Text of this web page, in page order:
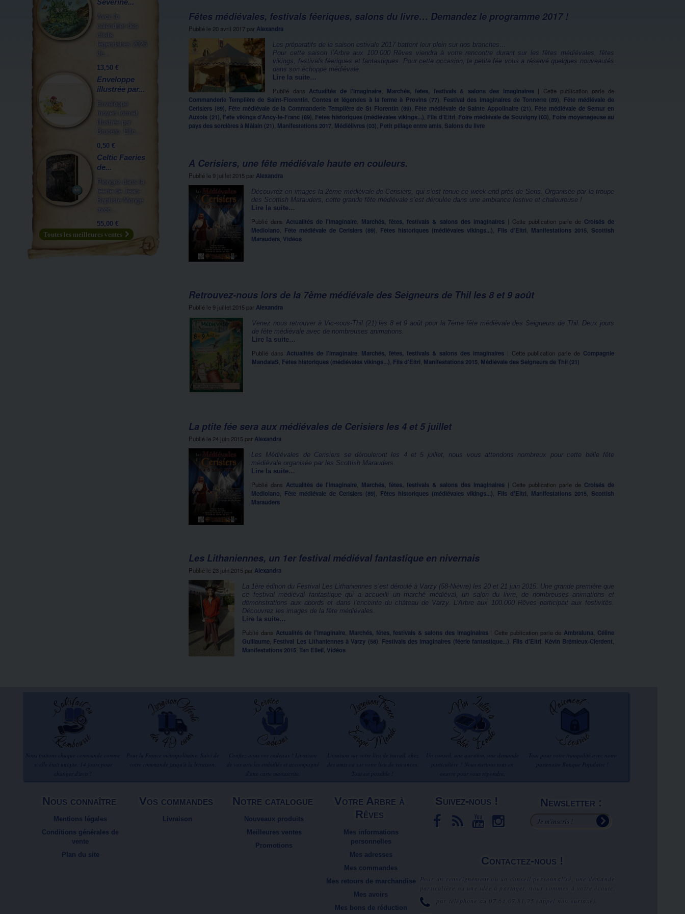
Fêtes médiévales, festivals féeriques, salons du livre… Demandez le programme 2017 !
Publié le 20 avril 2017 par Alexandra
Les préparatifs de la saison estivale 2017 battent leur plein sur nos branches…
Pour cette saison l’Arbre aux 100.000 Rêves viendra à votre rencontre durant sur les fêtes médiévales, fêtes
vikings, festivals féeriques et fantastiques. Pour cette occasion, la petite fée vous a réservé quelques nouveautés
dans son échoppe médiévale.
Lire la suite…
Publié dans Actualités de l'imaginaire Marchés, fêtes, festivals & salons des imaginaires | Cette publication parle de
Commanderie Templière de Saint-Florentin Contes et légendes à la ferme à Provins (77) Festival des imaginaires de Tonnerre (89)
Fête médiévale de
Cerisiers (89) Fête médiévale de la Commanderie Templière de St Florentin (89) Fête médiévale de Sainte Appolinaire (21) Fête médiévale de Semur en
Auxois (21) Fête vikings d’Ancy-le-Franc (89) Fêtes historiques (médiévales vikings...) Fils d'Eitri Foire médiévale de Souvigny (03) Foire moyenâgeuse au
pays des sorcières à Mâlain (21) Manifestations 2017 Médiélivres (03) Petit pillage entre amis Salons du livre
A Cerisiers, une fête médiévale haute en couleurs.
Publié le 9 juillet 2015 par Alexandra
Découvrez en images la 2ème médiévale de Cerisiers, qui s’est tenue ce week-end près de Sens. Organisée par la troupe
des Scottish Marauders, cette grande fête médiévale s’est déroulée dans une ambiance festive et chaleureuse !
Lire la suite…
Publié dans Actualités de l'imaginaire Marchés, fêtes, festivals & salons des imaginaires | Cette publication parle de Croisés de
Mediolano
Fête médiévale de Cerisiers (89) Fêtes historiques (médiévales vikings...) Fils d'Eitri Manifestations 2015 Scottish
Marauders Vidéos
Retrouvez-nous lors de la 7ème médiévale des Seigneurs de Thil les 8 et 9 août
Publié le 9 juillet 2015 par Alexandra
Venez nous retrouver à Vic-sous-Thil (21) les 8 et 9 août pour la 7ème fête médiévale des Seigneurs de Thil. Deux jours
de fête médiévale avec de nombreuses animations.
Lire la suite…
Publié dans Actualités de l'imaginaire, Marchés, fêtes, festivals & salons des imaginaires | Cette publication parle de Compagnie
MandalaS Fêtes historiques (médiévales vikings...) Fils d'Eitri Manifestations 2015 Médiévale des Seigneurs de Thil (21)
La ptite fée sera aux médiévales de Cerisiers les 4 et 5 juillet
Publié le 24 juin 2015 par Alexandra
Les Médiévales de Cerisiers se dérouleront les 4 et 5 juillet, nous vous attendons nombreux pour cette belle fête
médiévale organisée par les Scottish Marauders.
Lire la suite…
Publié dans Actualités de l'imaginaire Marchés, fêtes, festivals & salons des imaginaires | Cette publication parle de Croisés de
Mediolano
Fête médiévale de Cerisiers (89) Fêtes historiques (médiévales vikings...) Fils d'Eitri Manifestations 2015 Scottish
Marauders
Les Lithaniennes, un 1er festival médiéval fantastique en nivernais
Publié le 23 juin 2015 par Alexandra
La 1ère édition du Festival Les Lithaniennes s’est déroulé à Varzy (58-Nièvre) les 20 et 21 juin 2015. Une grande première que
ce festival médiéval fantastique qui a accueilli un marché médiéval, un salon du livre, de nombreuses animations et
démonstrations aux abords et dans l’enceinte du château de Varzy. L’Arbre aux 100.000 Rêves participait aux festivités.
Découvrez les images de la fête médiévales.
Lire la suite…
Publié dans Actualités de l'imaginaire Marchés, fêtes, festivals & salons des imaginaires | Cette publication parle de Ambraluna Céline
Guillaume Festival Les Lithaniennes à Varzy (58) Festivals des imaginaires (féerie fantastique...) Fils d'Eitri Kévin Brémieux-Clerdent
Manifestations 2015 Tan Elleil Vidéos
Séverine...
Avec le
calendrier des
chats
légendaires 2026
de...
13,50 €
Enveloppe
illustrée par...
Enveloppe
moyen format
illustrée par
Brucero. Elle...
0,50 €
Celtic Faeries
de...
Plongez dans la
féerie de Jean-
Baptiste Monge
avec...
55,00 €
Toutes les meilleures ventes
Nous connaître
Mentions légales
Conditions générales de
vente
Plan du site
Vos commandes
Livraison
Notre catalogue
Nouveaux produits
Meilleures ventes
Promotions
Votre Arbre à
Rêves
Mes informations
personnelles
Mes adresses
Mes commandes
Mes retours de marchandise
Mes avoirs
Mes bons de réduction
Suivez-nous ! Newsletter :
Contactez-nous !
Pour un renseignement ou un conseil personnalisé, une demande
particulière ou une idée à partager, nous sommes à votre écoute.
par téléphone au 07.64.07.81.25 (appel non surtaxé).